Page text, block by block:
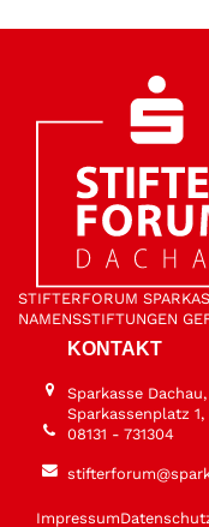
STIFTER­FORUM
NAMENS­STIFTUNGEN
KONTAKT
Sparkasse
Sparkassenplatz 1,
08131 - 731304
Impressum